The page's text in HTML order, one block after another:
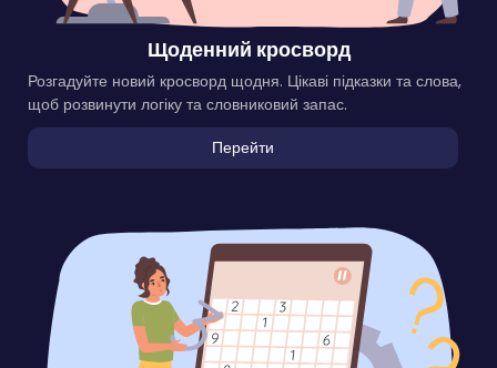
Щоденний кросворд
Розгадуйте новий кросворд щодня. Цікаві підказки та слова,
щоб розвинути логіку та словниковий запас.
Перейти